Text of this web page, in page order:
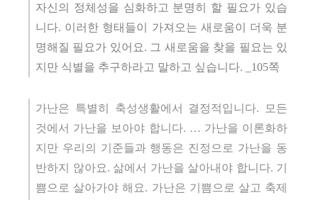
자신의 정체성을 심화하고 분명히 할 필요가 있습
니다. 이러한 형태들이 가져오는 새로움이 더욱 분
명해질 필요가 있어요. 그 새로움을 찾을 필요는 있
지만 식별을 추구하라고 말하고 싶습니다. _105쪽
가난은 특별히 축성생활에서 결정적입니다.
모든
것에서 가난을 보아야 합니다. … 가난을 이론화하
지만 우리의 기준들과 행동은 진정으로 가난을 동
반하지 않아요. 삶에서 가난을 살아내야 합니다. 기
쁨으로 살아가야 해요. 가난은 기쁨으로 살고 축제